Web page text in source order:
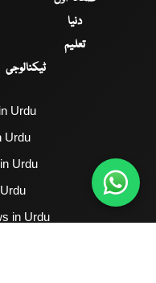
دنیا
تعلیم
ٹیکنالوجی
Urdu
Urdu
Urdu
in Urdu